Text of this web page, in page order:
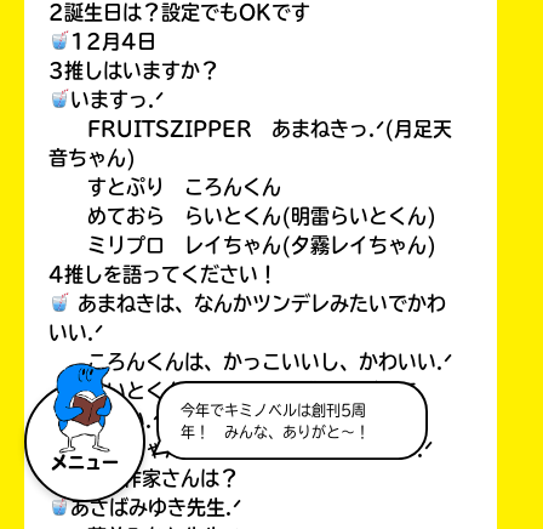
メニュー
今年でキミノベルは創刊5周
年！ みんな、ありがと～！
2誕生日は？設定でもOKです
12月4日
3推しはいますか？
いますっ.ᐟ
FRUITSZIPPER あまねきっ.ᐟ(月足天
音ちゃん)
すとぷり ころんくん
めておら らいとくん(明雷らいとくん)
ミリプロ レイちゃん(夕霧レイちゃん)
4推しを語ってください！
あまねきは、なんかツンデレみたいでかわ
いい.ᐟ
ころんくんは、かっこいいし、かわいい.ᐟ
らいとくんは、みんなを盛り上げてて、
かっこいい.ᐟ
レイちゃんは、声がいいし、かわいい.ᐟ
5好きな作家さんは？
あさばみゆき先生.ᐟ